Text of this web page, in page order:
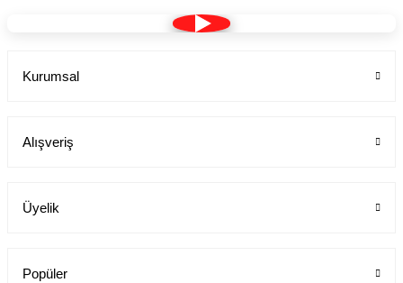
Tesettür Cerrahi Bone Terikoton Kumaş Yeni Model
Kurumsal
Alışveriş
Üyelik
Popüler